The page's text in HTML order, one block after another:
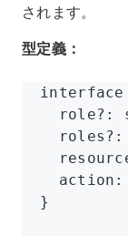
されます。
型定義：
interface
  role
?:
  roles
?:
  action
:
}